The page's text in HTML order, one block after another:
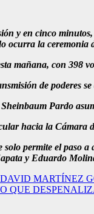
y en cinco
ocurra la
mañana, con 398
de poderes
Pardo
hacia la
permite el paso
y Eduardo
MARTÍNEZ
QUE